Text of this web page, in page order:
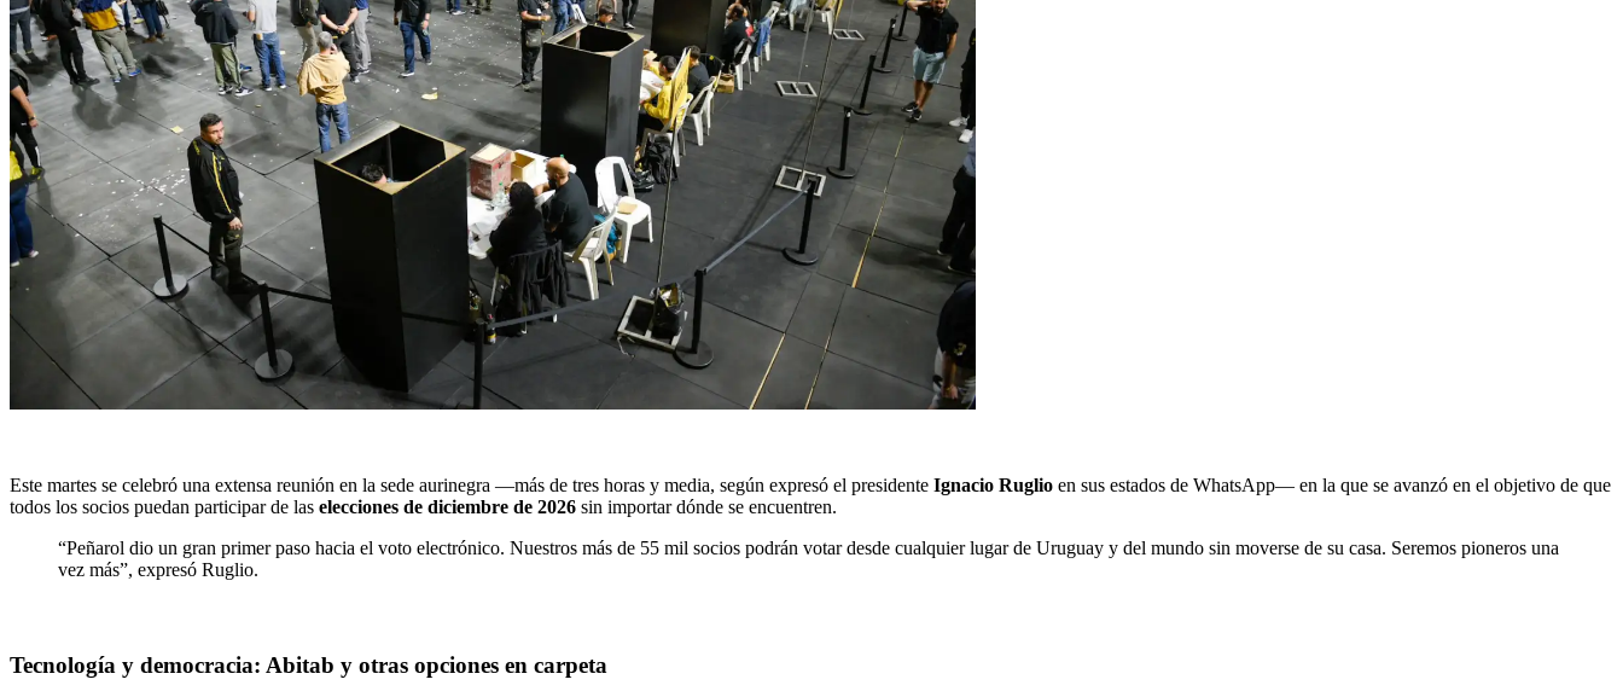
Este martes se celebró una extensa reunión en la sede aurinegra —más de tres horas y media, según expresó el presidente Ignacio Ruglio en sus estados de WhatsApp— en la que se avanzó en el objetivo de que
todos los socios puedan participar de las elecciones de diciembre de 2026 sin importar dónde se encuentren.
“Peñarol dio un gran primer paso hacia el voto electrónico. Nuestros más de 55 mil socios podrán votar desde cualquier lugar de Uruguay y del mundo sin moverse de su casa. Seremos pioneros una
vez más”, expresó Ruglio.
Tecnología y democracia: Abitab y otras opciones en carpeta